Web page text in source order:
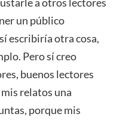
un público
escribiría otra cosa,
Pero sí creo
buenos lectores
relatos una
porque mis